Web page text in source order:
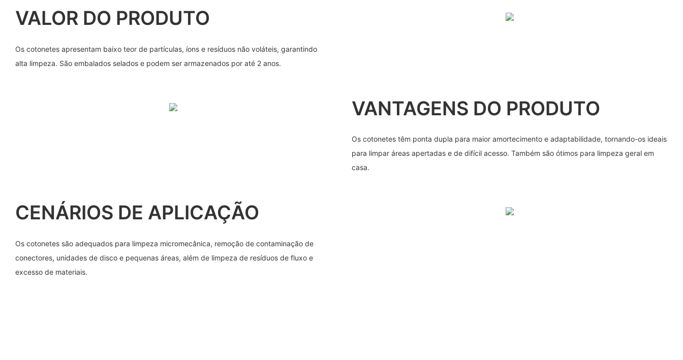
VALOR DO PRODUTO
Os cotonetes apresentam baixo teor de partículas, íons e resíduos não voláteis, garantindo
alta limpeza. São embalados selados e podem ser armazenados por até 2 anos.
VANTAGENS DO PRODUTO
Os cotonetes têm ponta dupla para maior amortecimento e adaptabilidade, tornando-os ideais
para limpar áreas apertadas e de difícil acesso. Também são ótimos para limpeza geral em
casa.
CENÁRIOS DE APLICAÇÃO
Os cotonetes são adequados para limpeza micromecânica, remoção de contaminação de
conectores, unidades de disco e pequenas áreas, além de limpeza de resíduos de fluxo e
excesso de materiais.